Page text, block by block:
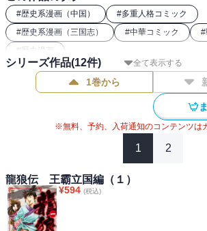
#歴史系漫画（中国） #多重人格コミック
#歴史系漫画（三国志） #中華コミック #
# 歴史漫画
全て表示する
シリーズ作品(12件)
1巻から
※無料、予約、入荷通知のコンテンツは
1 2
龍狼伝 王霸立国編（１）
¥594 (税込)